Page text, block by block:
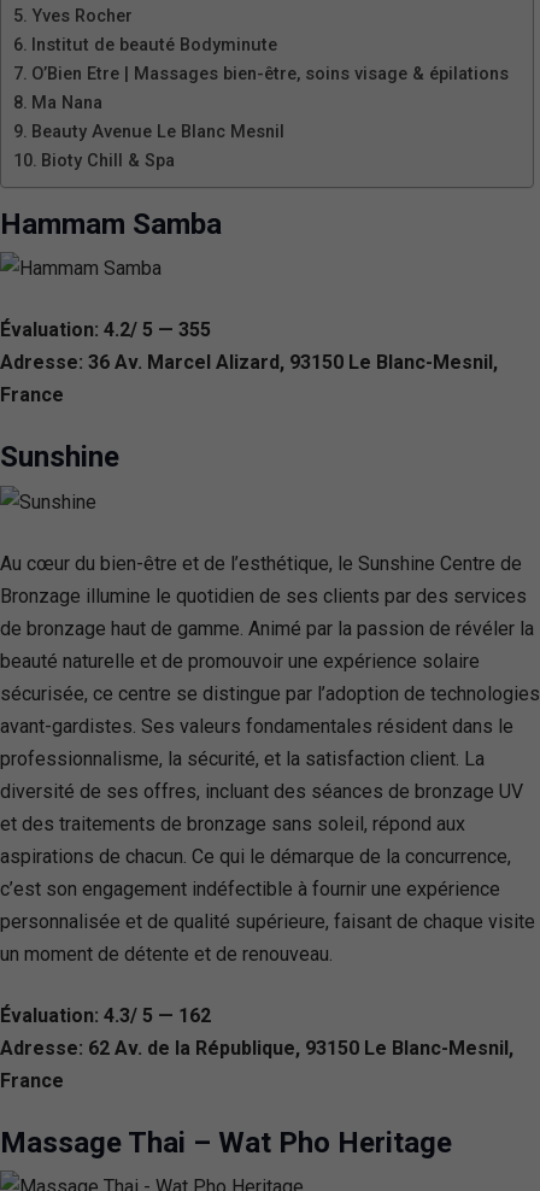
Yves Rocher
Institut de beauté Bodyminute
O’Bien Etre | Massages bien-être, soins visage & épilations
Ma Nana
Beauty Avenue Le Blanc Mesnil
Bioty Chill & Spa
Hammam Samba
Évaluation: 4.2/ 5 — 355
Adresse: 36 Av. Marcel Alizard, 93150 Le Blanc-Mesnil,
France
Sunshine
Au cœur du bien-être et de l’esthétique, le Sunshine Centre de
Bronzage illumine le quotidien de ses clients par des services
de bronzage haut de gamme. Animé par la passion de révéler la
beauté naturelle et de promouvoir une expérience solaire
sécurisée, ce centre se distingue par l’adoption de technologies
avant-gardistes. Ses valeurs fondamentales résident dans le
professionnalisme, la sécurité, et la satisfaction client. La
diversité de ses offres, incluant des séances de bronzage UV
et des traitements de bronzage sans soleil, répond aux
aspirations de chacun. Ce qui le démarque de la concurrence,
c’est son engagement indéfectible à fournir une expérience
personnalisée et de qualité supérieure, faisant de chaque visite
un moment de détente et de renouveau.
Évaluation: 4.3/ 5 — 162
Adresse: 62 Av. de la République, 93150 Le Blanc-Mesnil,
France
Massage Thai – Wat Pho Heritage